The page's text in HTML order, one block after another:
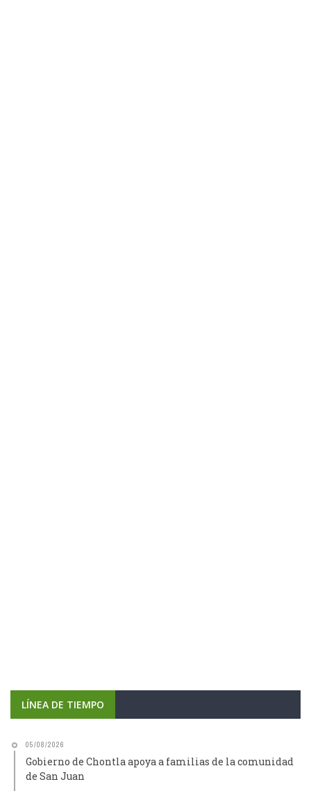
LÍNEA DE TIEMPO
05/08/2026
Gobierno de Chontla apoya a familias de la comunidad
de San Juan